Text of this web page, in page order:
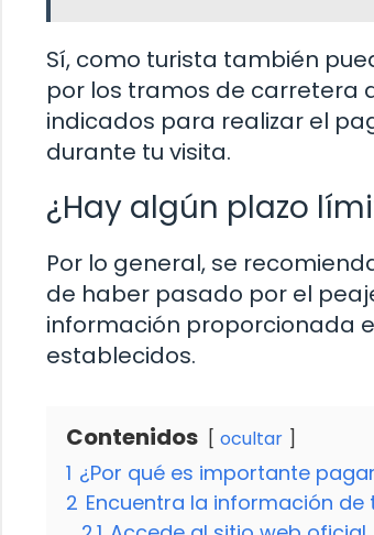
Sí, como turista también
por los tramos de carretera
indicados para realizar el
durante tu visita.
¿Hay algún plazo
Por lo general, se
de haber pasado por el
información proporcionada
establecidos.
Contenidos ocultar
1 ¿Por qué es importante
2 Encuentra la información de